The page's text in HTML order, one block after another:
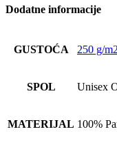
Dodatne informacije
GUSTOĆA 250 g/m2
SPOL Unisex
MATERIJAL 100%